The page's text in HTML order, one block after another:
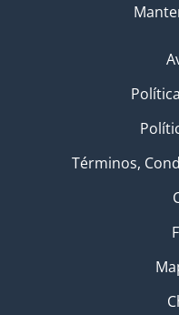
Términos,